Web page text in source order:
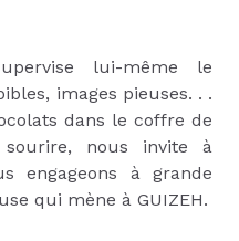
lui-même le
images pieuses. . .
dans le coffre de
nous invite à
engageons à grande
qui mène à GUIZEH.